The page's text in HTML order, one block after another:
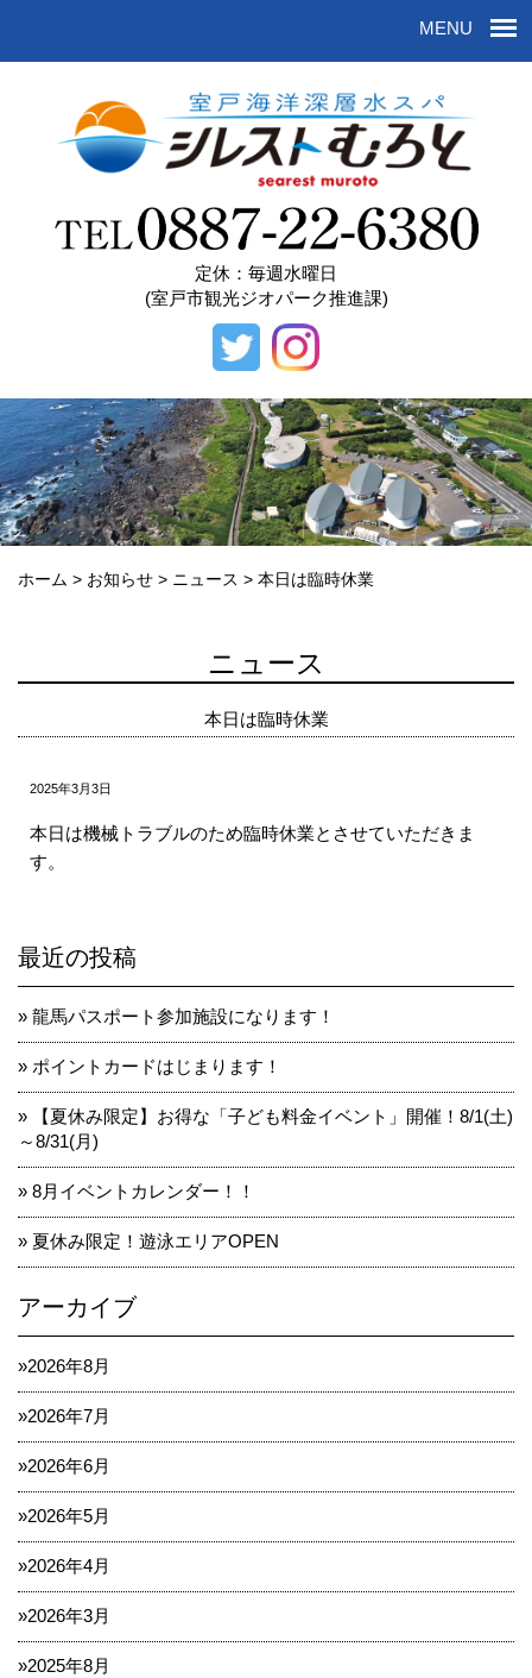
MENU
定休：毎週水曜日
(室戸市観光ジオパーク推進課)
ホーム > お知らせ > ニュース > 本日は臨時休業
ニュース
本日は臨時休業
2025年3月3日
本日は機械トラブルのため臨時休業とさせていただきま
す。
最近の投稿
龍馬パスポート参加施設になります！
ポイントカードはじまります！
【夏休み限定】お得な「子ども料金イベント」開催！8/1(土)
～8/31(月)
8月イベントカレンダー！！
夏休み限定！遊泳エリアOPEN
アーカイブ
2026年8月
2026年7月
2026年6月
2026年5月
2026年4月
2026年3月
2025年8月